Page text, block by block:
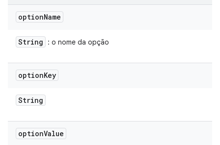
optionName
String : o nome da opção
optionKey
String
optionValue